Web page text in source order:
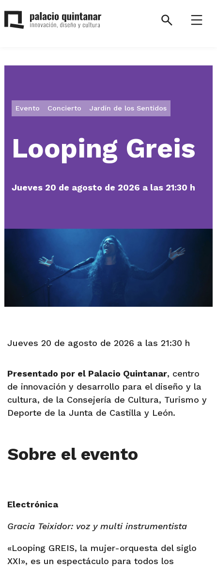
contenido
página
SearchMenú
Evento Concierto Jardín de los Sentidos
Looping Greis
Jueves 20 de agosto de 2026 a las 21:30 h
Jueves 20 de agosto de 2026 a las 21:30 h
Presentado por el Palacio Quintanar, centro
de innovación y desarrollo para el diseño y la
cultura, de la Consejería de Cultura, Turismo y
Deporte de la Junta de Castilla y León.
Sobre el evento
Electrónica
Gracia Teixidor: voz y multi instrumentista
«Looping GREIS, la mujer-orquesta del siglo
XXI», es un espectáculo para todos los